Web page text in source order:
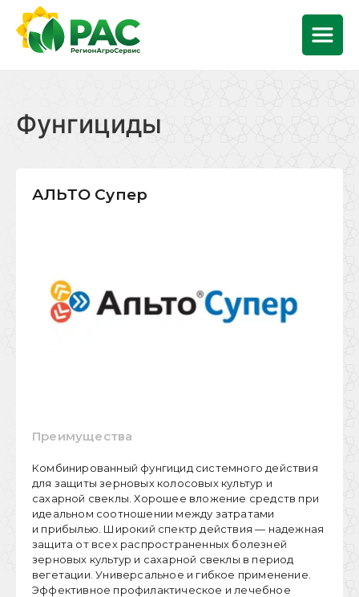
Фунгициды
АЛЬТО Супер
Преимущества
Комбинированный фунгицид системного действия
для защиты зерновых колосовых культур и
сахарной свеклы. Хорошее вложение средств при
идеальном соотношении между затратами
и прибылью. Широкий спектр действия — надежная
защита от всех распространенных болезней
зерновых культур и сахарной свеклы в период
вегетации. Универсальное и гибкое применение.
Эффективное профилактическое и лечебное